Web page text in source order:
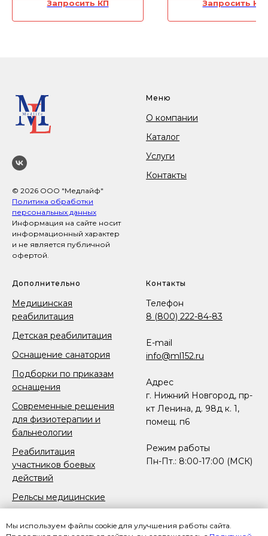
Мы используем файлы cookie для улучшения работы сайта.
Запросить КП Запросить КП
© 2026 ООО "Медлайф"
Политика обработки
персональных данных
Информация на сайте носит
информационный характер
и не является публичной
офертой.
Меню
О компании
Каталог
Услуги
Контакты
Дополнительно
Медицинская
реабилитация
Детская реабилитация
Оснащение санатория
Подборки по приказам
оснащения
Современные решения
для физиотерапии и
бальнеологии
Реабилитация
участников боевых
действий
Рельсы медицинские
протезирования и
Контакты
Телефон
8 (800) 222-84-83
E-mail
info@ml152.ru
Адрес
г. Нижний Новгород, пр-
кт Ленина, д. 98д к. 1,
помещ. п6
Режим работы
Пн-Пт.: 8:00-17:00 (МСК)